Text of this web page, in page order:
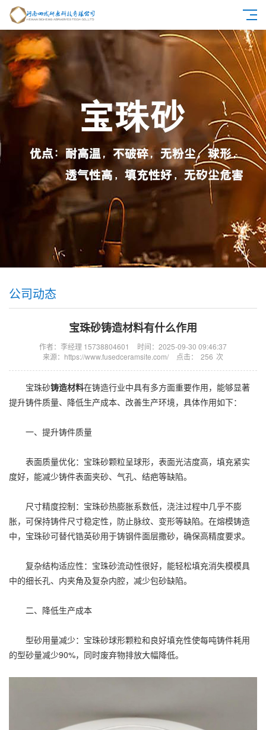
公司动态
宝珠砂铸造材料有什么作用
作者：李经理 15738804601
时间：2025-09-30 09:46:37
来源：https://www.fusedceramsite.com/
点击： 256 次
宝珠砂铸造材料在铸造行业中具有多方面重要作用，能够显著
提升铸件质量、降低生产成本、改善生产环境，具体作用如下：
一、提升铸件质量
表面质量优化：宝珠砂颗粒呈球形，表面光洁度高，填充紧实
度好，能减少铸件表面夹砂、气孔、结疤等缺陷。
尺寸精度控制：宝珠砂热膨胀系数低，浇注过程中几乎不膨
胀，可保持铸件尺寸稳定性，防止脉纹、变形等缺陷。在熔模铸造
中，宝珠砂可替代锆英砂用于铸钢件面层撒砂，确保高精度要求。
复杂结构适应性：宝珠砂流动性很好，能轻松填充消失模模具
中的细长孔、内夹角及复杂内腔，减少包砂缺陷。
二、降低生产成本
型砂用量减少：宝珠砂球形颗粒和良好填充性使每吨铸件耗用
的型砂量减少90%，同时废弃物排放大幅降低。